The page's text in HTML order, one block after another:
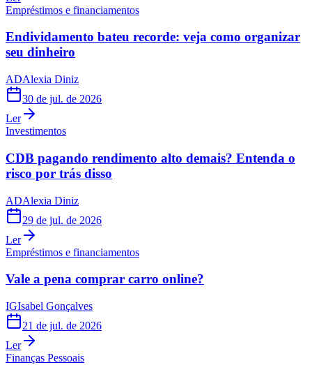
Empréstimos e financiamentos
Endividamento bateu recorde: veja como organizar
seu dinheiro
ADAlexia Diniz
30 de jul. de 2026
Ler
Investimentos
CDB pagando rendimento alto demais? Entenda o
risco por trás disso
ADAlexia Diniz
29 de jul. de 2026
Ler
Empréstimos e financiamentos
Vale a pena comprar carro online?
IGIsabel Gonçalves
21 de jul. de 2026
Ler
Finanças Pessoais